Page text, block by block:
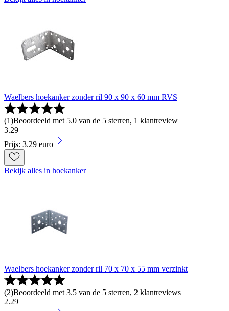
Waelbers hoekanker zonder ril 90 x 90 x 60 mm RVS
(1)Beoordeeld met 5.0 van de 5 sterren, 1 klantreview
3.29
Prijs: 3.29 euro
Bekijk alles in hoekanker
Waelbers hoekanker zonder ril 70 x 70 x 55 mm verzinkt
(2)Beoordeeld met 3.5 van de 5 sterren, 2 klantreviews
2.29